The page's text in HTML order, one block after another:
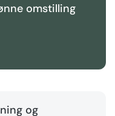
omstilling
og